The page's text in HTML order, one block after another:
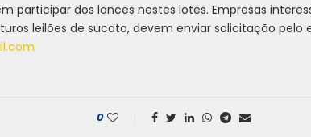
participar dos lances nestes lotes. Empresas
leilões de sucata, devem enviar solicitação pelo
0